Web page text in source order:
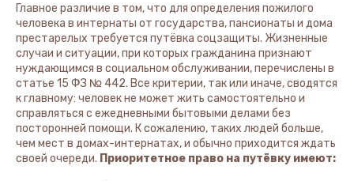
Главное различие в том, что для определения пожилого
человека в интернаты от государства, пансионаты и дома
престарелых требуется путёвка соцзащиты. Жизненные
случаи и ситуации, при которых гражданина признают
нуждающимся в социальном обслуживании, перечислены в
статье 15 ФЗ № 442. Все критерии, так или иначе, сводятся
к главному: человек не может жить самостоятельно и
справляться с ежедневными бытовыми делами без
посторонней помощи. К сожалению, таких людей больше,
чем мест в домах-интернатах, и обычно приходится ждать
своей очереди. Приоритетное право на путёвку имеют: